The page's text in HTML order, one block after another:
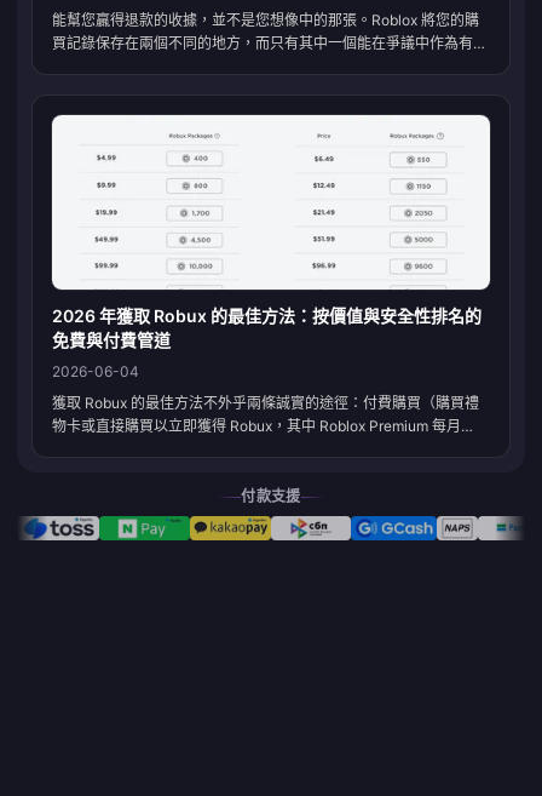
能幫您贏得退款的收據，並不是您想像中的那張。Roblox 將您的購
買記錄保存在兩個不同的地方，而只有其中一個能在爭議中作為有效
真正能解決資金爭議的文件是平台帳單收據：確認電子郵件加上您的
App Store、Google Play 或 Micro...
2026 年獲取 Robux 的最佳方法：按價值與安全性排名的
免費與付費管道
2026-06-04
獲取 Robux 的最佳方法不外乎兩條誠實的途徑：付費購買（購買禮
物卡或直接購買以立即獲得 Robux，其中 Roblox Premium 每月
賺取。除此之外，介於兩者之間的任何管道——不論是「免費 Robux
產生器」，還是承諾能快速賺取 10,000...
付款支援